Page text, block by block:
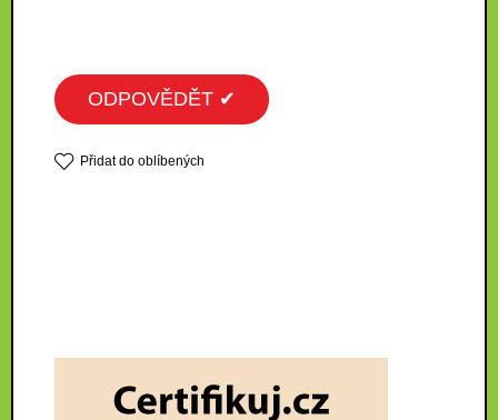
ODPOVĚDĚT ✔
Přidat do oblíbených